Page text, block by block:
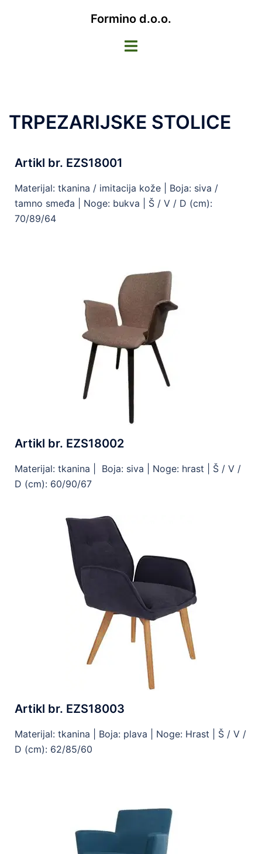
Formino d.o.o.
TRPEZARIJSKE STOLICE
Artikl br. EZS18001
Materijal: tkanina / imitacija kože | Boja: siva /
tamno smeđa | Noge: bukva | Š / V / D (cm):
70/89/64
Artikl br. EZS18002
Materijal: tkanina | Boja: siva | Noge: hrast | Š / V /
D (cm): 60/90/67
Artikl br. EZS18003
Materijal: tkanina | Boja: plava | Noge: Hrast | Š / V /
D (cm): 62/85/60